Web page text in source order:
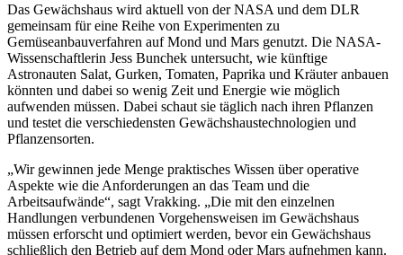
Das Gewächshaus wird aktuell von der NASA und dem DLR
gemeinsam für eine Reihe von Experimenten zu
Gemüseanbauverfahren auf Mond und Mars genutzt. Die NASA-
Wissenschaftlerin Jess Bunchek untersucht, wie künftige
Astronauten Salat, Gurken, Tomaten, Paprika und Kräuter anbauen
könnten und dabei so wenig Zeit und Energie wie möglich
aufwenden müssen. Dabei schaut sie täglich nach ihren Pflanzen
und testet die verschiedensten Gewächshaustechnologien und
Pflanzensorten.
„Wir gewinnen jede Menge praktisches Wissen über operative
Aspekte wie die Anforderungen an das Team und die
Arbeitsaufwände“, sagt Vrakking. „Die mit den einzelnen
Handlungen verbundenen Vorgehensweisen im Gewächshaus
müssen erforscht und optimiert werden, bevor ein Gewächshaus
schließlich den Betrieb auf dem Mond oder Mars aufnehmen kann.